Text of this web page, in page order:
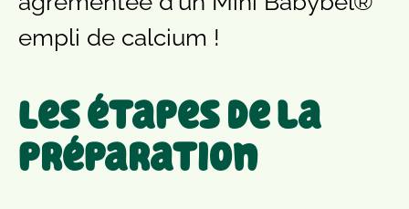
empli de calcium !
Les étapes de la
préparation